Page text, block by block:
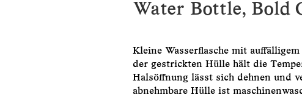
Water Bottle, Bold
Kleine Wasserflasche mit
der gestrickten Hülle hält die
Halsöffnung lässt sich dehnen und
abnehmbare Hülle ist